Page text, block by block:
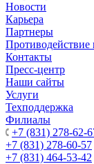
Новости
Карьера
Партнеры
Противодействие
Контакты
Пресс-центр
Наши сайты
Услуги
Техподдержка
Филиалы
+7 (831) 278-62-
+7 (831) 278-60-57
+7 (831) 464-53-42